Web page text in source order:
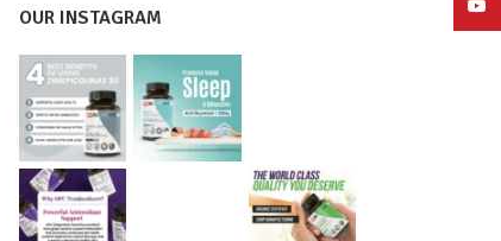
OUR INSTAGRAM